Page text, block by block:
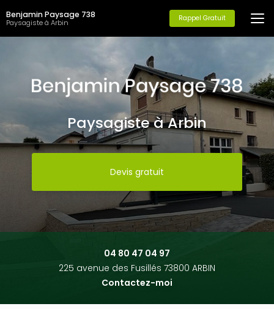
au
contenu
principal
Benjamin Paysage 738
Paysagiste à Arbin Rappel Gratuit
Paysagiste à Arbin
Devis gratuit
04 80 47 04 97
225 avenue des Fusillés 73800 ARBIN
Contactez-moi